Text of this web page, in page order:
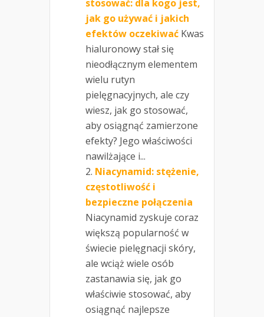
stosować: dla kogo jest,
jak go używać i jakich
efektów oczekiwać Kwas
hialuronowy stał się
nieodłącznym elementem
wielu rutyn
pielęgnacyjnych, ale czy
wiesz, jak go stosować,
aby osiągnąć zamierzone
efekty? Jego właściwości
nawilżające i...
Niacynamid: stężenie,
częstotliwość i
bezpieczne połączenia
Niacynamid zyskuje coraz
większą popularność w
świecie pielęgnacji skóry,
ale wciąż wiele osób
zastanawia się, jak go
właściwie stosować, aby
osiągnąć najlepsze